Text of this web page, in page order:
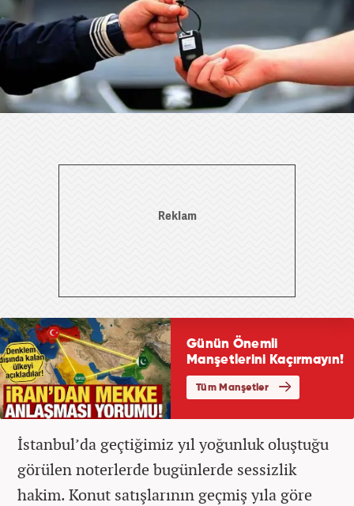
İstanbul’da geçtiğimiz yıl yoğunluk oluştuğu
görülen noterlerde bugünlerde sessizlik
hakim. Konut satışlarının geçmiş yıla göre